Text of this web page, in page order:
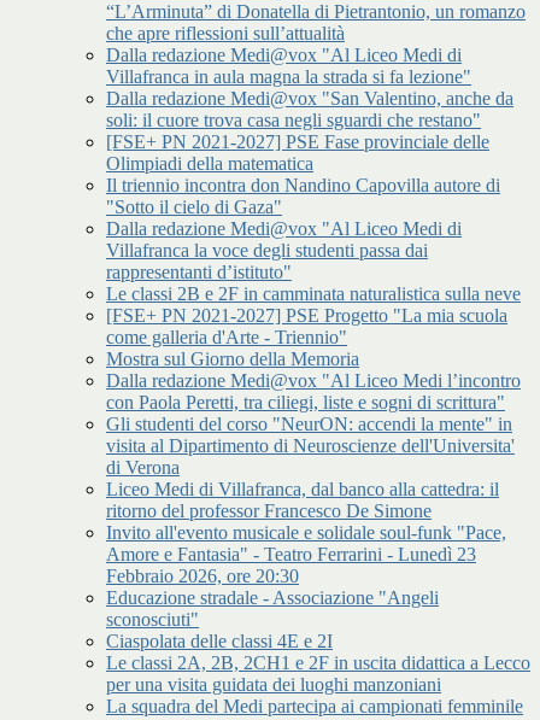
“L’Arminuta” di Donatella di Pietrantonio, un romanzo
che apre riflessioni sull’attualità
Dalla redazione Medi@vox "Al Liceo Medi di
Villafranca in aula magna la strada si fa lezione"
Dalla redazione Medi@vox "San Valentino, anche da
soli: il cuore trova casa negli sguardi che restano"
[FSE+ PN 2021-2027] PSE Fase provinciale delle
Olimpiadi della matematica
Il triennio incontra don Nandino Capovilla autore di
"Sotto il cielo di Gaza"
Dalla redazione Medi@vox "Al Liceo Medi di
Villafranca la voce degli studenti passa dai
rappresentanti d’istituto"
Le classi 2B e 2F in camminata naturalistica sulla neve
[FSE+ PN 2021-2027] PSE Progetto "La mia scuola
come galleria d'Arte - Triennio"
Mostra sul Giorno della Memoria
Dalla redazione Medi@vox "Al Liceo Medi l’incontro
con Paola Peretti, tra ciliegi, liste e sogni di scrittura"
Gli studenti del corso "NeurON: accendi la mente" in
visita al Dipartimento di Neuroscienze dell'Universita'
di Verona
Liceo Medi di Villafranca, dal banco alla cattedra: il
ritorno del professor Francesco De Simone
Invito all'evento musicale e solidale soul-funk "Pace,
Amore e Fantasia" - Teatro Ferrarini - Lunedì 23
Febbraio 2026, ore 20:30
Educazione stradale - Associazione "Angeli
sconosciuti"
Ciaspolata delle classi 4E e 2I
Le classi 2A, 2B, 2CH1 e 2F in uscita didattica a Lecco
per una visita guidata dei luoghi manzoniani
La squadra del Medi partecipa ai campionati femminile